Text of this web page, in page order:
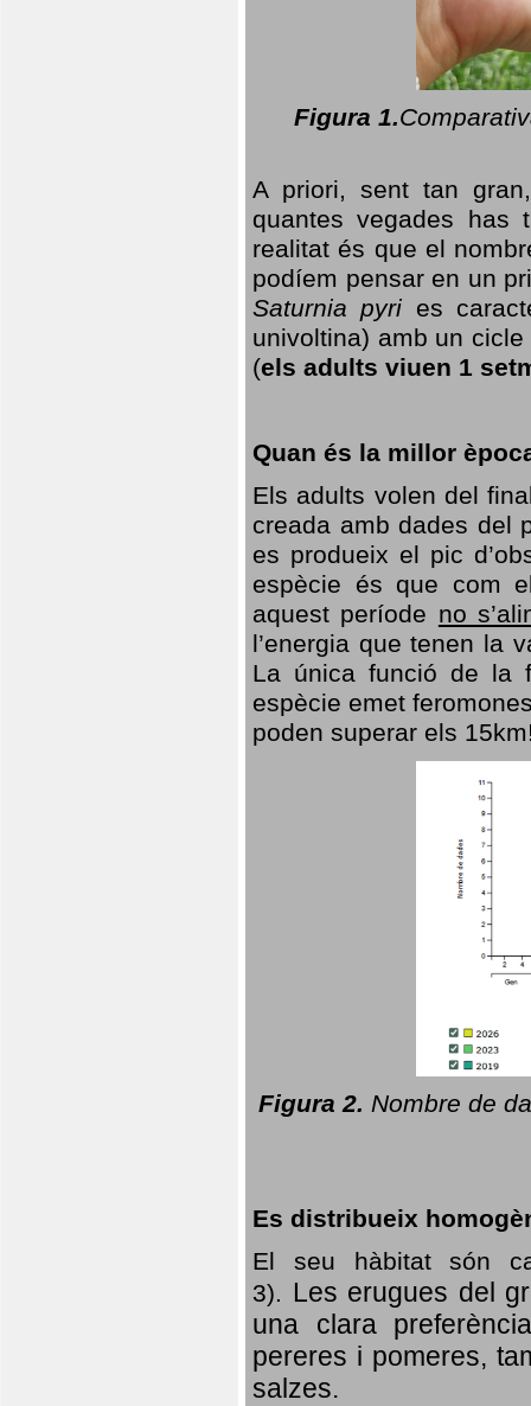
Figura 1.
A priori, sent tan
quantes vegades has
realitat és que el
podíem pensar en un
Saturnia pyri es
univoltina) amb un
(els adults viuen 1
Quan és la millor
Els adults volen del
creada amb dades del
es produeix el pic
espècie és que com
aquest període no
l’energia que tenen la
La única funció de la
espècie emet
poden superar els
Figura 2. Nombre de
Es distribueix
El seu hàbitat són
3). Les erugues del
una clara
pereres i pomeres,
salzes.